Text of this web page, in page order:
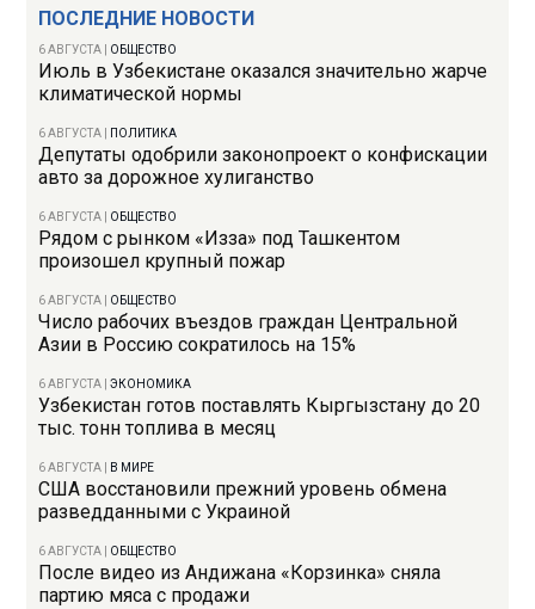
ПОСЛЕДНИЕ НОВОСТИ
6 АВГУСТА ОБЩЕСТВО
Июль в Узбекистане оказался значительно жарче
климатической нормы
6 АВГУСТА ПОЛИТИКА
Депутаты одобрили законопроект о конфискации
авто за дорожное хулиганство
6 АВГУСТА ОБЩЕСТВО
Рядом с рынком «Изза» под Ташкентом
произошел крупный пожар
6 АВГУСТА ОБЩЕСТВО
Число рабочих въездов граждан Центральной
Азии в Россию сократилось на 15%
6 АВГУСТА |ЭКОНОМИКА
Узбекистан готов поставлять Кыргызстану до 20
тыс. тонн топлива в месяц
6 АВГУСТА В МИРЕ
США восстановили прежний уровень обмена
разведданными с Украиной
6 АВГУСТА ОБЩЕСТВО
После видео из Андижана «Корзинка» сняла
партию мяса с продажи